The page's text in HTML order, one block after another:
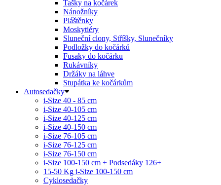
Tašky na kočárek
Nánožníky
Pláštěnky
Moskytiéry
Sluneční clony, Stříšky, Slunečníky
Podložky do kočárků
Fusaky do kočárku
Rukávníky
Držáky na láhve
Stupátka ke kočárkům
Autosedačky
i-Size 40 - 85 cm
i-Size 40-105 cm
i-Size 40-125 cm
i-Size 40-150 cm
i-Size 76-105 cm
i-Size 76-125 cm
i-Size 76-150 cm
i-Size 100-150 cm + Podsedáky 126+
15-50 Kg i-Size 100-150 cm
Cyklosedačky